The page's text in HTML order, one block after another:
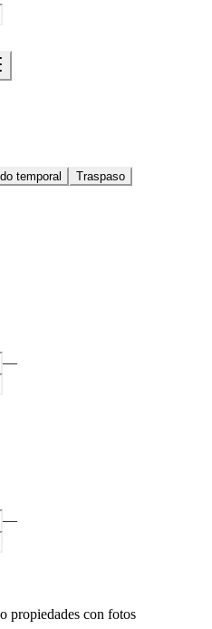
temporal Traspaso
—
—
propiedades con fotos